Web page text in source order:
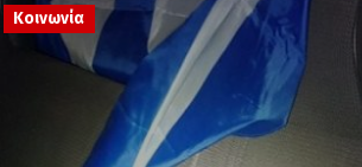
Κοινωνία